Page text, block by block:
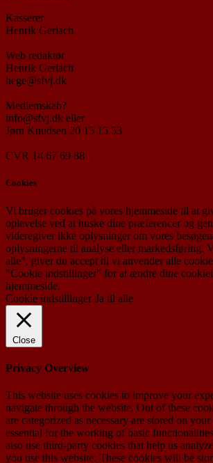
Kasserer
Henrik Gerlach
Web redaktør
Henrik Gerlach
hege@sfvj.dk
Medlemskab?
info@sfvj.dk eller
Jørn Knudsen 20 15 15 53
CVR 14 67 69 88
Cookies
Vi bruger cookies på vores hjemmeside til at
oplevelse ved at huske dine præferencer og
videregiver ikke oplysninger om vores
oplysningerne til analyse eller markedsføring.
alle", giver du accept til vi anvender alle
"Cookie indstillinger" for at ændre dine
hjemmeside.
Cookie indstillinger Ja til alle
Close
Privacy Overview
This website uses cookies to improve your
navigate through the website. Out of these
are categorized as necessary are stored on
essential for the working of basic
also use third-party cookies that help us
you use this website. These cookies will be